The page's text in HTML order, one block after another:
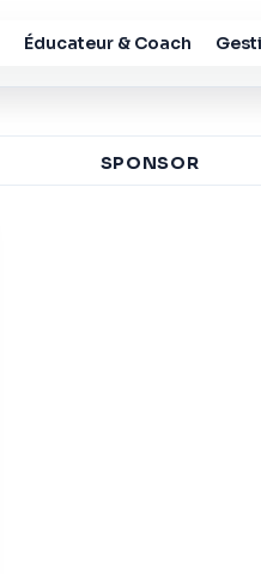
Éducateur & Coach
SPONSOR